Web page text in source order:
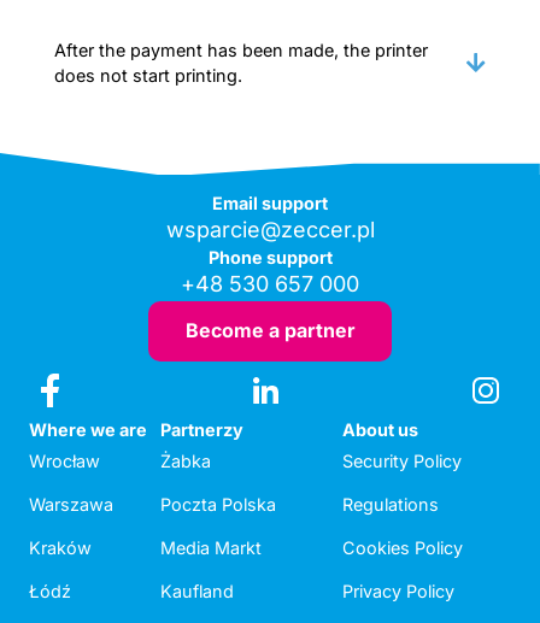
After the payment has been made, the printer
does not start printing.
Email support
wsparcie@zeccer.pl
Phone support
+48 530 657 000
Become a partner
Where we are
Wrocław
Warszawa
Kraków
Łódź
Partnerzy
Żabka
Poczta Polska
Media Markt
Kaufland
About us
Security Policy
Regulations
Cookies Policy
Privacy Policy